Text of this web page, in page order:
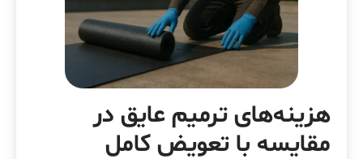
هزینه‌های ترمیم عایق در
مقایسه با تعویض کامل